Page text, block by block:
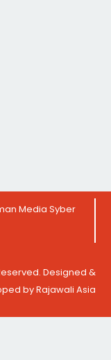
Media Syber
Designed &
by Rajawali Asia